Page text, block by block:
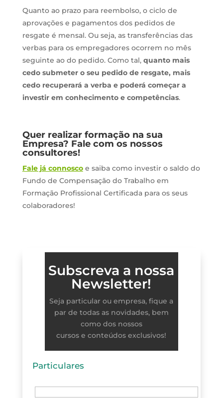
Quanto ao prazo para reembolso, o ciclo de
aprovações e pagamentos dos pedidos de
resgate é mensal. Ou seja, as transferências das
verbas para os empregadores ocorrem no mês
seguinte ao do pedido. Como tal, quanto mais
cedo submeter o seu pedido de resgate, mais
cedo recuperará a verba e poderá começar a
investir em conhecimento e competências.
Quer realizar formação na sua
Empresa? Fale com os nossos
consultores!
Fale já connoscoe saiba como investir o saldo do
Fundo de Compensação do Trabalho em
Formação Profissional Certificada para os seus
colaboradores!
Subscreva a nossa
Newsletter!
Seja particular ou empresa, fique a
par de todas as novidades, bem
como dos nossos
cursos e conteúdos exclusivos!
Particulares